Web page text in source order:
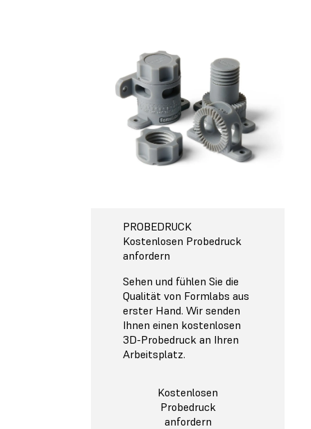
PROBEDRUCK
Kostenlosen Probedruck
anfordern
Sehen und fühlen Sie die
Qualität von Formlabs aus
erster Hand. Wir senden
Ihnen einen kostenlosen
3D-Probedruck an Ihren
Arbeitsplatz.
Kostenlosen
Probedruck
anfordern